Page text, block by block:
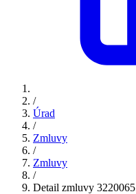
/
Úrad
/
Zmluvy
/
Zmluvy
/
Detail zmluvy 3220065